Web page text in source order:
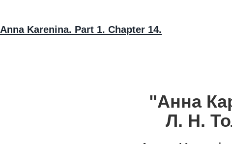
Anna Karenina. Part 1. Chapter 14.
"Анна
Л. Н.